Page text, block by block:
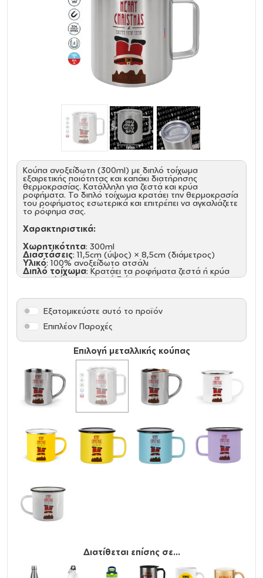
Κούπα ανοξείδωτη (300ml) με διπλό τοίχωμα
εξαιρετικής ποιότητας και καπάκι διατήρησης
θερμοκρασίας. Κατάλληλη για ζεστά και κρύα
ροφήματα. Το διπλό τοίχωμα κρατάει την θερμοκρασία
του ροφήματος εσωτερικά και επιτρέπει να αγκαλιάζετε
το ρόφημα σας.
Χαρακτηριστικά:
Χωρητικότητα: 300ml
Διαστάσεις: 11,5cm (ύψος) × 8,5cm (διάμετρος)
Υλικό: 100% ανοξείδωτο ατσάλι
Διπλό τοίχωμα: Κρατάει τα ροφήματα ζεστά ή κρύα
για μεγαλύτερο χρονικό διάστημα
κράτημα
Ιδανικές για:
Καθημερινή χρήση στο σπίτι ή στο γραφείο
Κάμπινγκ, ταξίδια και υπαίθριες δραστηριότητες
Διαφημιστικά δώρα με εκτύπωση λογοτύπου
Δώρα για λάτρεις του καφέ και του τσαγιού
Αποκτήστε τώρα μια κομψή και ανθεκτική κούπα που
θα σας συνοδεύει παντού! (Προτεινόμενο πλύσιμο στο
χέρι)
Επιλογή μεταλλικής κούπας
Εξατομικεύστε αυτό το προϊόν
Επιπλέον Παροχές
Διατίθεται επίσης σε...